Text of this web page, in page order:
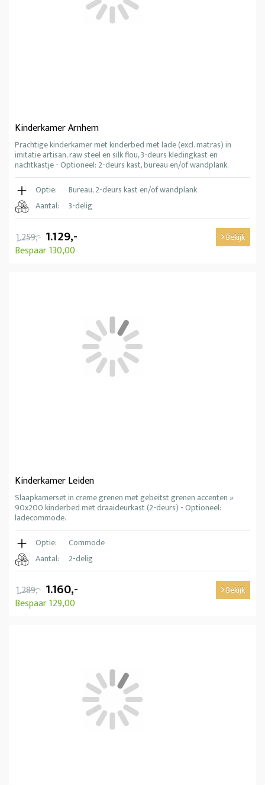
Kinderkamer Arnhem
Prachtige kinderkamer met kinderbed met lade (excl. matras) in
imitatie artisan, raw steel en silk flou, 3-deurs kledingkast en
nachtkastje - Optioneel: 2-deurs kast, bureau en/of wandplank.
Optie:
Bureau, 2-deurs kast en/of wandplank
Aantal:
3-delig
1.259,- 1.129,-
Bespaar 130,00
Bekijk
Kinderkamer Leiden
Slaapkamerset in creme grenen met gebeitst grenen accenten »
90x200 kinderbed met draaideurkast (2-deurs) - Optioneel:
ladecommode.
Optie:
Commode
Aantal:
2-delig
1.289,- 1.160,-
Bespaar 129,00
Bekijk